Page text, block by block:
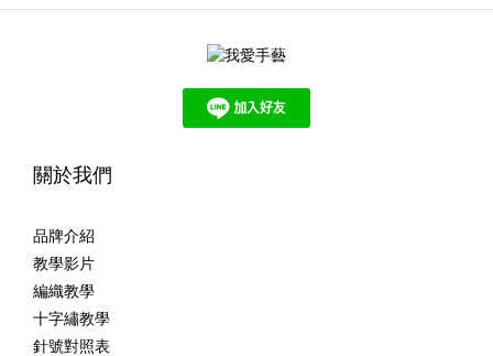
關於我們
品牌介紹
教學影片
編織教學
十字繡教學
針號對照表